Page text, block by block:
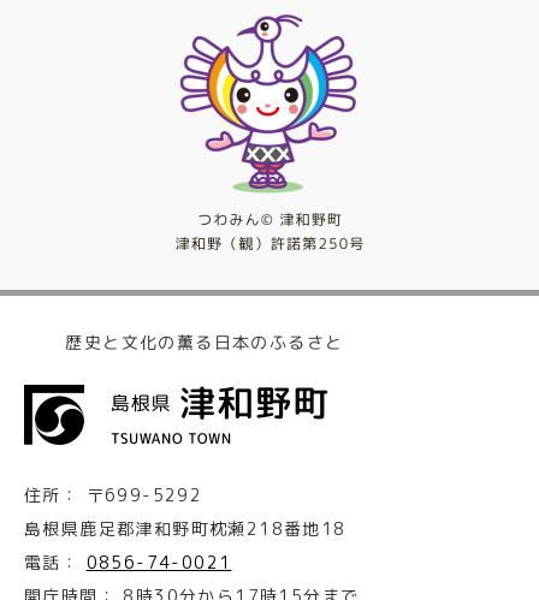
歴史と文化の薫る日本のふるさと
住所：
〒699-5292
島根県鹿足郡津和野町枕瀬218番地18
電話：
0856-74-0021